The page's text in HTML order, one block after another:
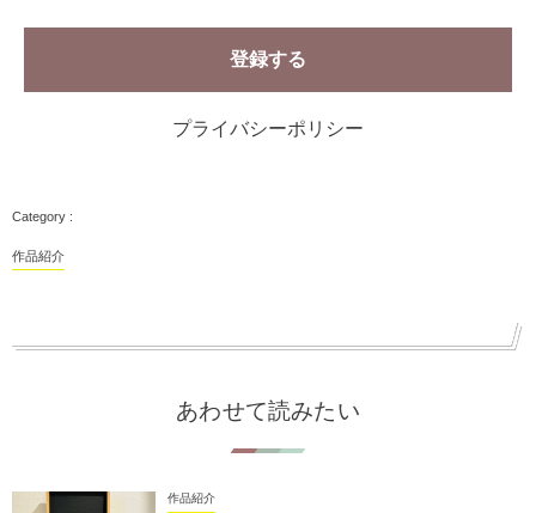
プライバシーポリシー
作品紹介
あわせて読みたい
作品紹介